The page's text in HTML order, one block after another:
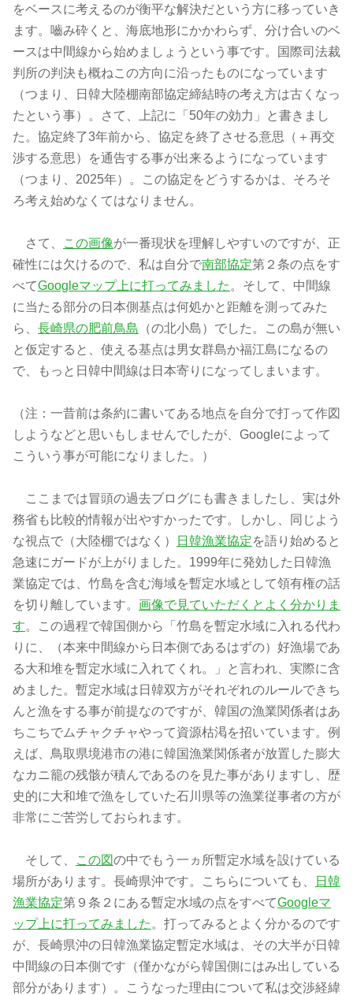
をベースに考えるのが衡平な解決だという方に移っていき
ます。嚙み砕くと、海底地形にかかわらず、分け合いのベ
ースは中間線から始めましょうという事です。国際司法裁
判所の判決も概ねこの方向に沿ったものになっています
（つまり、日韓大陸棚南部協定締結時の考え方は古くなっ
たという事）。さて、上記に「50年の効力」と書きまし
た。協定終了3年前から、協定を終了させる意思（＋再交
渉する意思）を通告する事が出来るようになっています
（つまり、2025年）。この協定をどうするかは、そろそ
ろ考え始めなくてはなりません。
さて、 この画像が一番現状を理解しやすいのですが、正
確性には欠けるので、私は自分で南部協定第２条の点をす
べてGoogleマップ上に打ってみました 。そして、中間線
に当たる部分の日本側基点は何処かと距離を測ってみた
ら、 長崎県の肥前鳥島 （の北小島）でした。この島が無い
と仮定すると、使える基点は男女群島か福江島になるの
で、もっと日韓中間線は日本寄りになってしまいます。
（注：一昔前は条約に書いてある地点を自分で打って作図
しようなどと思いもしませんでしたが、Googleによって
こういう事が可能になりました。）
ここまでは冒頭の過去ブログにも書きましたし、実は外
務省も比較的情報が出やすかったです。しかし、同じよう
な視点で（大陸棚ではなく）
日韓漁業協定を語り始めると
急速にガードが上がりました。1999年に発効した日韓漁
業協定では、竹島を含む海域を暫定水域として領有権の話
を切り離しています。 画像で見ていただくとよく分かりま
す。この過程で韓国側から「竹島を暫定水域に入れる代わ
りに、（本来中間線から日本側であるはずの）好漁場であ
る大和堆を暫定水域に入れてくれ。」と言われ、実際に含
めました。暫定水域は日韓双方がそれぞれのルールできち
んと漁をする事が前提なのですが、韓国の漁業関係者はあ
ちこちでムチャクチャやって資源枯渇を招いています。例
えば、鳥取県境港市の港に韓国漁業関係者が放置した膨大
なカニ籠の残骸が積んであるのを見た事がありますし、歴
史的に大和堆で漁をしていた石川県等の漁業従事者の方が
非常にご苦労しておられます。
そして、 この図の中でもう一ヵ所暫定水域を設けている
場所があります。長崎県沖です。こちらについても、
日韓
漁業協定第９条２にある暫定水域の点をすべてGoogleマ
ップ上に打ってみました 。打ってみるとよく分かるのです
が、長崎県沖の日韓漁業協定暫定水域は、その大半が日韓
中間線の日本側です（僅かながら韓国側にはみ出している
部分があります）。こうなった理由について私は交渉経緯